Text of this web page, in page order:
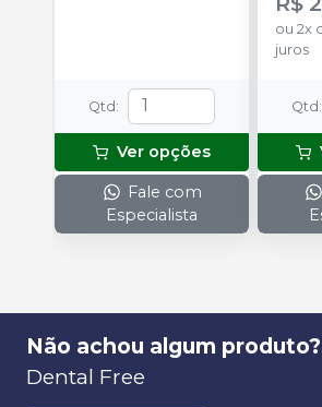
Qtd :
Ver opções
Fale com
Especialista
ou 2x
juros
Qtd :
Não achou algum produto?
Dental Free